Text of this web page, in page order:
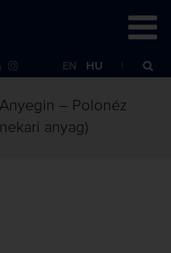
EN HU
– Polonéz
anyag)